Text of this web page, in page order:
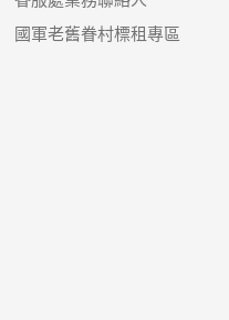
國軍老舊眷村標租專區